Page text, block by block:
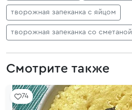
творожная запеканка с яйцом
творожная запеканка со сметаной
Смотрите также
74